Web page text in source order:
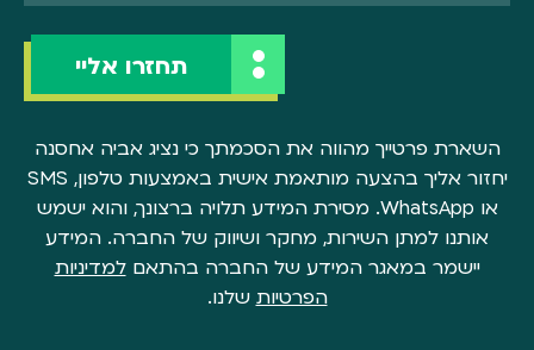
השארת פרטייך מהווה את הסכמתך כי נציג אביה אחסנה
יחזור אליך בהצעה מותאמת אישית באמצעות טלפון, SMS
או WhatsApp. מסירת המידע תלויה ברצונך, והוא ישמש
אותנו למתן השירות, מחקר ושיווק של החברה. המידע
יישמר במאגר המידע של החברה בהתאםלמדיניות
הפרטיות שלנו.